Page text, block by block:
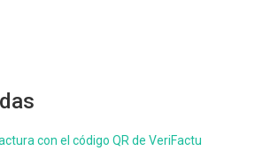
con el código QR de VeriFactu